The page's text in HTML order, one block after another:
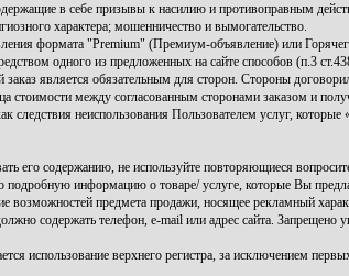
в себе призывы к насилию и противоправным
характера; мошенничество и вымогательство.
формата "Premium" (Премиум-объявление) или
одного из предложенных на сайте способов (п.3
заказ является обязательным для сторон. Стороны
стоимости между согласованным сторонами заказом и
следствия неиспользования Пользователем услуг,
его содержанию, не используйте повторяющиеся
информацию о товаре/ услуге, которые Вы
возможностей предмета продажи, носящее рекламный
содержать телефон, e-mail или адрес сайта.
использование верхнего регистра, за исключением